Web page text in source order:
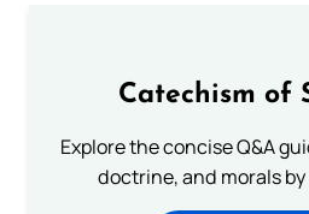
Catechism of
Explore the concise Q&A
doctrine, and morals by